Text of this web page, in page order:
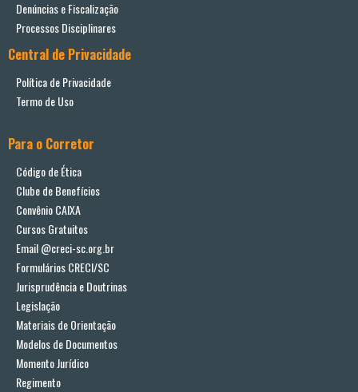
Denúncias e Fiscalização
Processos Disciplinares
Central de Privacidade
Política de Privacidade
Termo de Uso
Para o Corretor
Código de Ética
Clube de Benefícios
Convênio CAIXA
Cursos Gratuitos
Email @creci-sc.org.br
Formulários CRECI/SC
Jurisprudência e Doutrinas
Legislação
Materiais de Orientação
Modelos de Documentos
Momento Jurídico
Regimento